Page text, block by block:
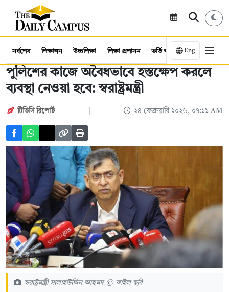
সর্বশেষ শিক্ষাঙ্গন উচ্চশিক্ষা শিক্ষা প্রশাসন ভর্তি পরীক্ষা কর্মসংস্থান
Eng
পুলিশের কাজে অবৈধভাবে হস্তক্ষেপ করলে
ব্যবস্থা নেওয়া হবে: স্বরাষ্ট্রমন্ত্রী
টিডিসি রিপোর্ট ২৪ ফেব্রুয়ারি ২০২৬, ০৭:১১ AM
স্বরাষ্ট্রমন্ত্রী সালাহউদ্দিন আহমদ © ফাইল ছবি